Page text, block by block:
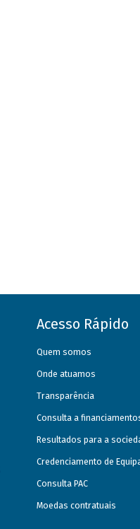
Acesso Rápido
Quem somos
Onde atuamos
Transparência
Consulta a
Resultados para a
Credenciamento de
Consulta PAC
Moedas contratuais